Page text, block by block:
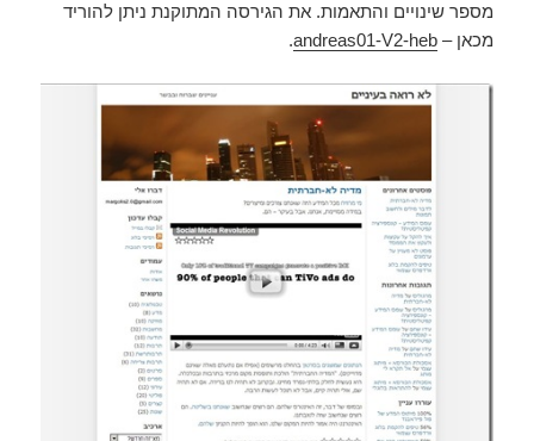
מספר שינויים והתאמות. את הגירסה המתוקנת ניתן להוריד
מכאן –andreas01-V2-heb
.